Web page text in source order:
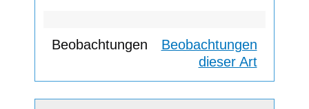
Beobachtungen
dieser Art